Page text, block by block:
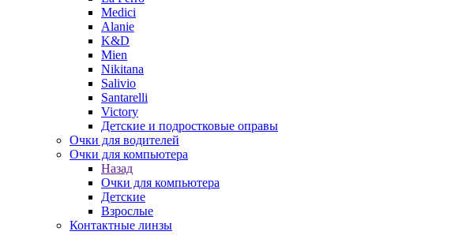
Medici
Alanie
K&D
Mien
Nikitana
Salivio
Santarelli
Victory
Детские и подростковые оправы
Очки для водителей
Очки для компьютера
Назад
Очки для компьютера
Детские
Взрослые
Контактные линзы